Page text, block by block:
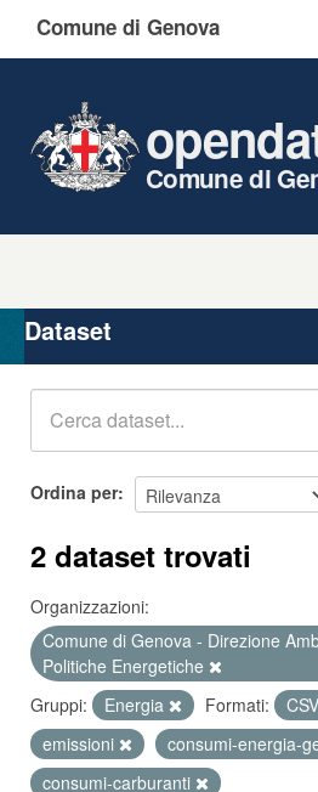
Comune di Genova
Comune di
Organizzazioni
Gruppi
Dataset
Ordina per
2 dataset trovati
Organizzazioni:
Comune di Genova - Direzione
Politiche Energetiche
Gruppi:
Energia Formati: CSV
emissioni
consumi-energia-
consumi-carburanti